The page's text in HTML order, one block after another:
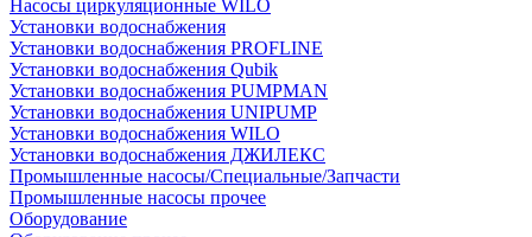
Насосы циркуляционные WILO
Установки водоснабжения
Установки водоснабжения PROFLINE
Установки водоснабжения Qubik
Установки водоснабжения PUMPMAN
Установки водоснабжения UNIPUMP
Установки водоснабжения WILO
Установки водоснабжения ДЖИЛЕКС
Промышленные насосы/Специальные/Запчасти
Промышленные насосы прочее
Оборудование